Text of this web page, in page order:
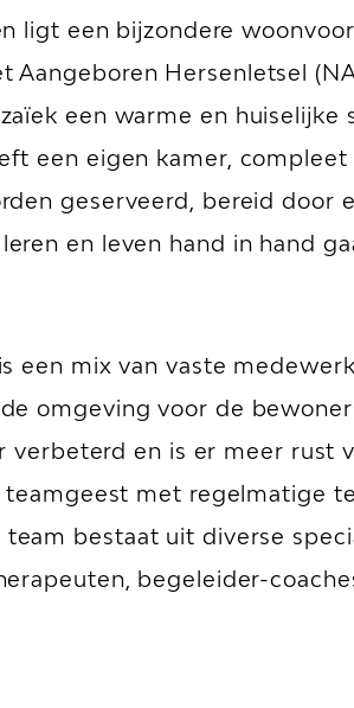
ligt een bijzondere
Aangeboren Hersenletsel
een warme en
een eigen kamer,
geserveerd, bereid door
en leven hand in hand
een mix van vaste
omgeving voor de
verbeterd en is er meer rust
met regelmatige
bestaat uit diverse
begeleider-